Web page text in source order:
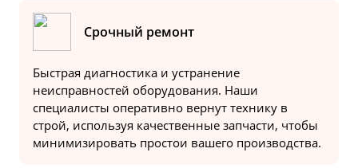
Срочный ремонт
Быстрая диагностика и устранение
неисправностей оборудования. Наши
специалисты оперативно вернут технику в
строй, используя качественные запчасти, чтобы
минимизировать простои вашего производства.